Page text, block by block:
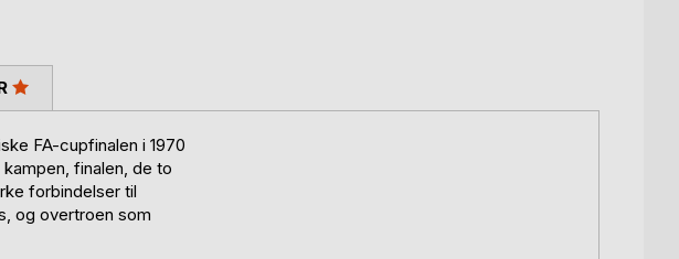
FA-cupfinalen i 1970
finalen, de to
forbindelser til
og overtroen som